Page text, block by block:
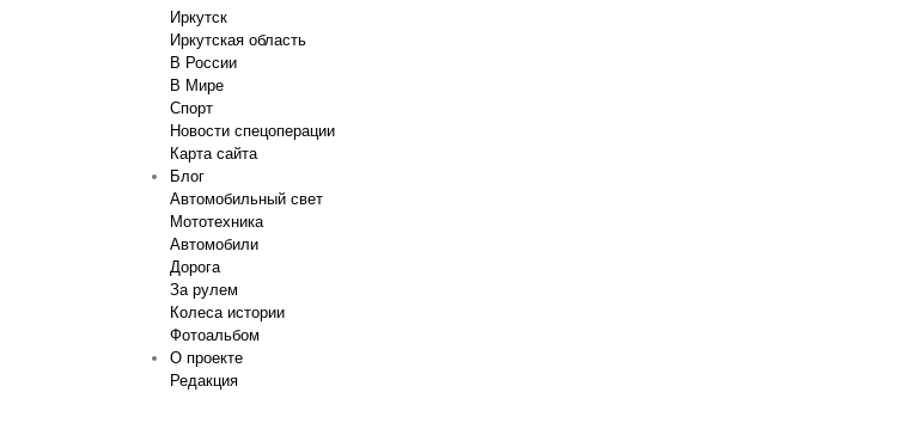
Иркутск
Иркутская область
В России
В Мире
Спорт
Новости спецоперации
Карта сайта
Блог
Автомобильный свет
Мототехника
Автомобили
Дорога
За рулем
Колеса истории
Фотоальбом
О проекте
Редакция